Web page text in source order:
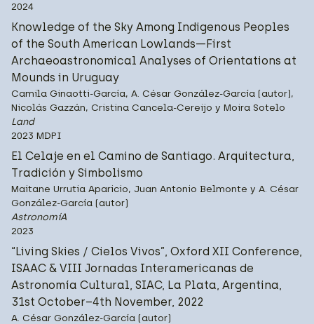
2024
Knowledge of the Sky Among Indigenous Peoples
of the South American Lowlands—First
Archaeoastronomical Analyses of Orientations at
Mounds in Uruguay
Camila Ginaotti-García, A. César González-García (autor),
Nicolás Gazzán, Cristina Cancela-Cereijo y Moira Sotelo
Land
2023 MDPI
El Celaje en el Camino de Santiago. Arquitectura,
Tradición y Simbolismo
Maitane Urrutia Aparicio, Juan Antonio Belmonte y A. César
González-García (autor)
AstronomíA
2023
“Living Skies / Cielos Vivos”, Oxford XII Conference,
ISAAC & VIII Jornadas Interamericanas de
Astronomía Cultural, SIAC, La Plata, Argentina,
31st October–4th November, 2022
A. César González-García (autor)